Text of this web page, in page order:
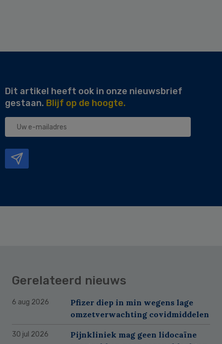
Dit artikel heeft ook in onze nieuwsbrief
gestaan. Blijf op de hoogte.
Uw
Gerelateerd nieuws
6 aug 2026
Pfizer diep in min wegens lage
omzetverwachting covidmiddelen
30 jul 2026
Pijnkliniek mag geen lidocaïne